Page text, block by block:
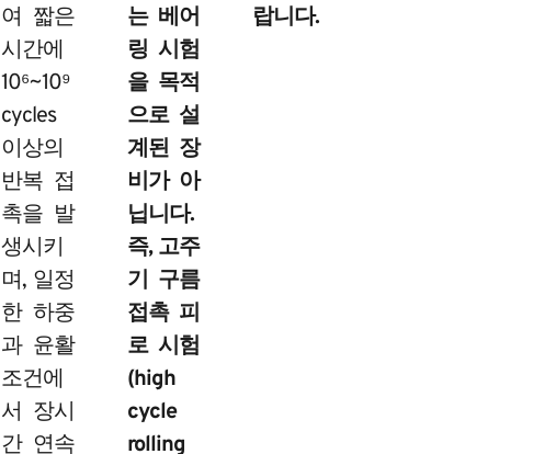
여 짧은
시간에
10⁶~10⁹
cycles
이상의
반복 접
촉을 발
생시키
며, 일정
한 하중
과 윤활
조건에
서 장시
간 연속
는 베어
링 시험
을 목적
으로 설
계된 장
비가 아
닙니다.
즉, 고주
기 구름
접촉 피
로 시험
(high
cycle
rolling
랍니다.